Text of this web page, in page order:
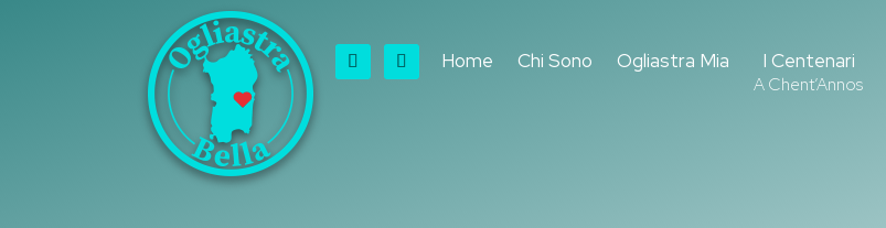
Home Chi Sono Ogliastra Mia I Centenari
A Chent’Annos